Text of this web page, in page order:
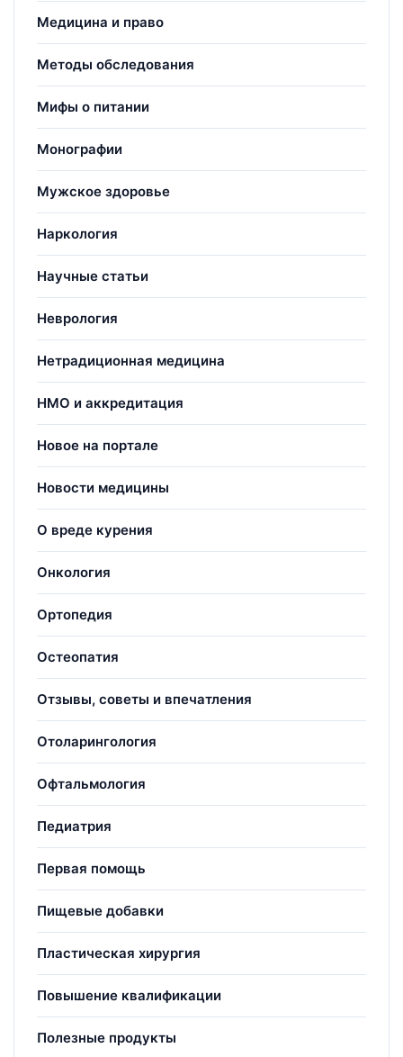
Медицина и право
Методы обследования
Мифы о питании
Монографии
Мужское здоровье
Наркология
Научные статьи
Неврология
Нетрадиционная медицина
НМО и аккредитация
Новое на портале
Новости медицины
О вреде курения
Онкология
Ортопедия
Остеопатия
Отзывы, советы и впечатления
Отоларингология
Офтальмология
Педиатрия
Первая помощь
Пищевые добавки
Пластическая хирургия
Повышение квалификации
Полезные продукты